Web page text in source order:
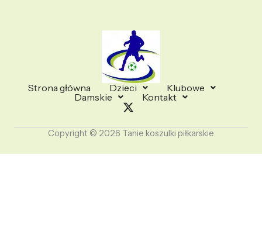
Strona główna Dzieci
Klubowe
Damskie
Kontakt
Copyright © 2026 Tanie koszulki piłkarskie